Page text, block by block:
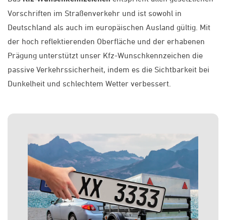
Vorschriften im Straßenverkehr und ist sowohl in
Deutschland als auch im europäischen Ausland gültig. Mit
der hoch reflektierenden Oberfläche und der erhabenen
Prägung unterstützt unser Kfz-Wunschkennzeichen die
passive Verkehrssicherheit, indem es die Sichtbarkeit bei
Dunkelheit und schlechtem Wetter verbessert.